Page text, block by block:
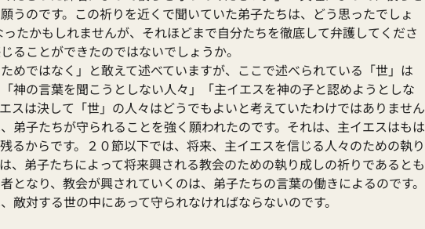
うのです。この祈りを近くで聞いていた弟子たちは、どう思ったでしょ
たかもしれませんが、それほどまで自分たちを徹底して弁護してくださ
ることができたのではないでしょうか。
めではなく」と敢えて述べていますが、ここで述べられている「世」は
神の言葉を聞こうとしない人々」「主イエスを神の子と認めようとしな
スは決して「世」の人々はどうでもよいと考えていたわけではありません
弟子たちが守られることを強く願われたのです。それは、主イエスはもは
るからです。２０節以下では、将来、主イエスを信じる人々のための執り
、弟子たちによって将来興される教会のための執り成しの祈りであるとも
となり、教会が興されていくのは、弟子たちの言葉の働きによるのです。
敵対する世の中にあって守られなければならないのです。